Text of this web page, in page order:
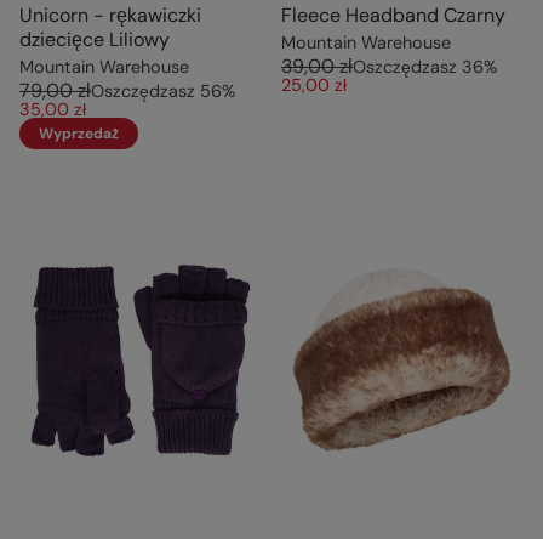
Unicorn - rękawiczki
dziecięce Liliowy
Mountain Warehouse
79,00 złOszczędzasz 56%
35,00 zł
Wyprzedaż
Fleece Headband Czarny
Mountain Warehouse
39,00 złOszczędzasz 36%
25,00 zł